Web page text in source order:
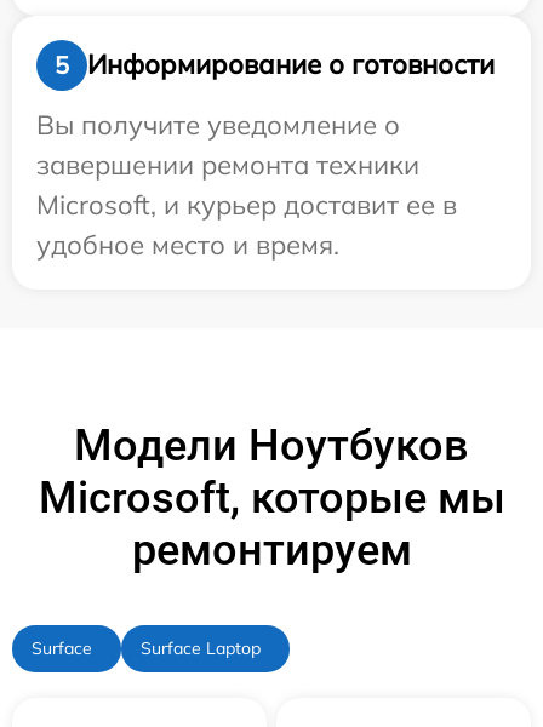
5
Информирование о готовности
Вы получите уведомление о
завершении ремонта техники
Microsoft, и курьер доставит ее в
удобное место и время.
Модели Ноутбуков
Microsoft, которые мы
ремонтируем
Surface Surface Laptop